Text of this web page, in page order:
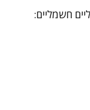
חשמליים: